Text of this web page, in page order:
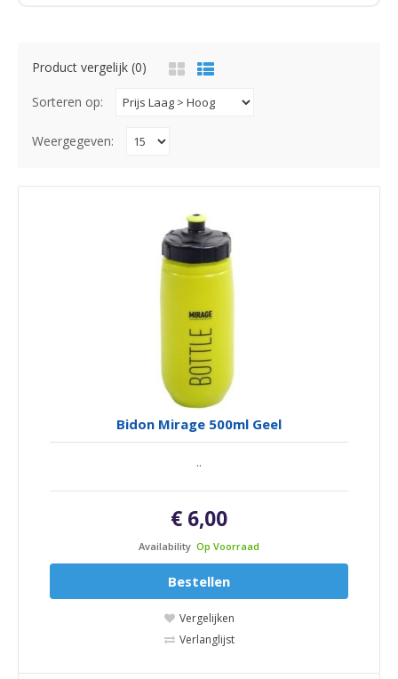
Product vergelijk (0)
Sorteren op:
Weergegeven:
Bidon Mirage 500ml Geel
..
€ 6,00
Availability Op Voorraad
Bestellen
Vergelijken
Verlanglijst